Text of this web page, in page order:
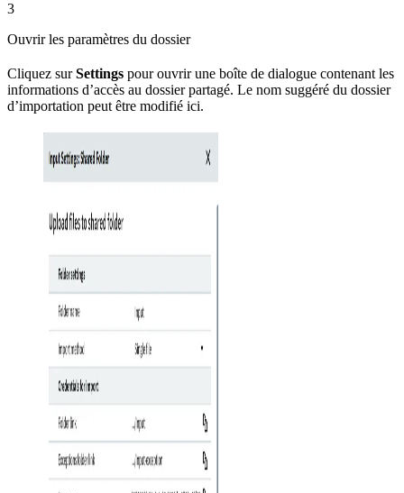
3
Ouvrir les paramètres du dossier
Cliquez surSettings pour ouvrir une boîte de dialogue contenant les
informations d’accès au dossier partagé. Le nom suggéré du dossier
d’importation peut être modifié ici.